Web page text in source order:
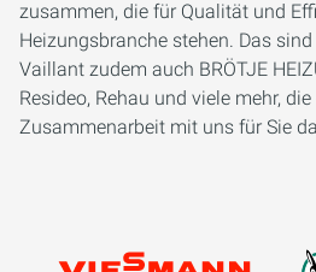
zusammen, die für Qualität und
Heizungsbranche stehen. Das
Vaillant zudem auch BRÖTJE
Resideo, Rehau und viele mehr,
Zusammenarbeit mit uns für Sie